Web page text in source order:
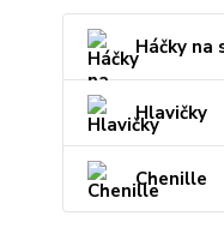
Háčky na
Hlavičky
Chenille